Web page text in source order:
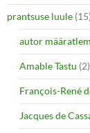
prantsuse luule (15)
autor
Amable Tastu (2)
François-René
Jacques de